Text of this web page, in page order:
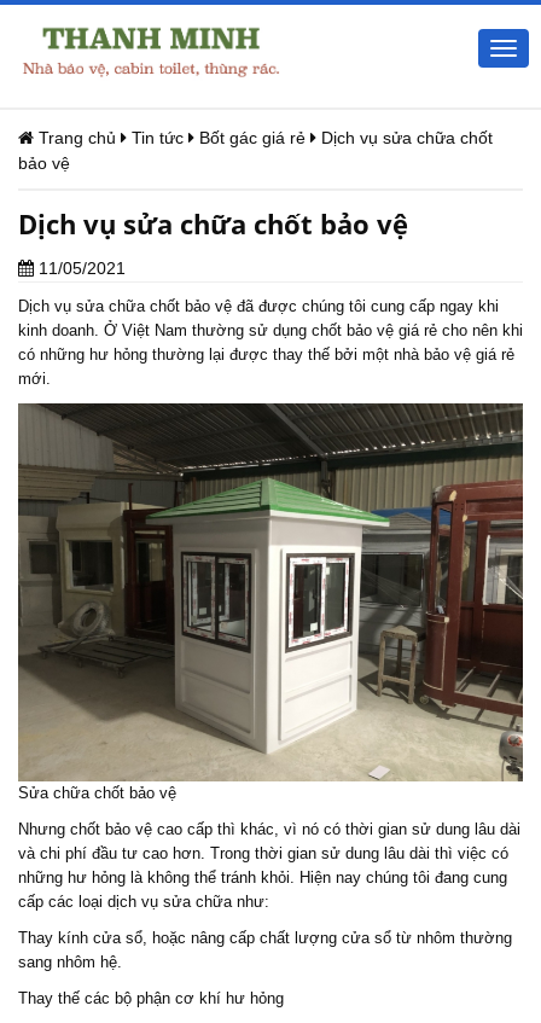
Trang chủ Tin tức Bốt gác giá rẻ
Dịch vụ sửa chữa chốt
bảo vệ
Dịch vụ sửa chữa chốt bảo vệ
11/05/2021
Dịch vụ sửa chữa chốt bảo vệ đã được chúng tôi cung cấp ngay khi
kinh doanh. Ở Việt Nam thường sử dụng chốt bảo vệ giá rẻ cho nên khi
có những hư hỏng thường lại được thay thế bởi một nhà bảo vệ giá rẻ
mới.
Sửa chữa chốt bảo vệ
Nhưng chốt bảo vệ cao cấp thì khác, vì nó có thời gian sử dung lâu dài
và chi phí đầu tư cao hơn. Trong thời gian sử dung lâu dài thì việc có
những hư hỏng là không thể tránh khỏi. Hiện nay chúng tôi đang cung
cấp các loại dịch vụ sửa chữa như:
Thay kính cửa sổ, hoặc nâng cấp chất lượng cửa sổ từ nhôm thường
sang nhôm hệ.
Thay thế các bộ phận cơ khí hư hỏng